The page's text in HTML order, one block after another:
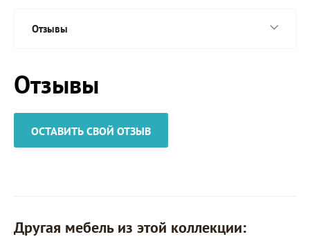
Отзывы
Отзывы
ОСТАВИТЬ СВОЙ ОТЗЫВ
Другая мебель из этой коллекции: